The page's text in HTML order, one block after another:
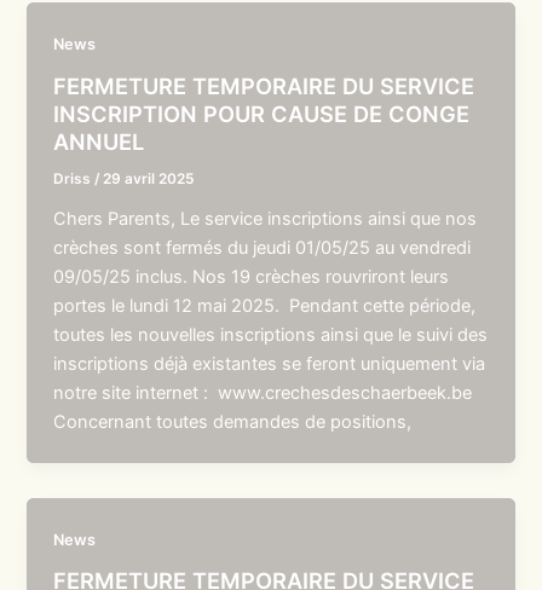
News
FERMETURE TEMPORAIRE DU SERVICE
INSCRIPTION POUR CAUSE DE CONGE
ANNUEL
Driss / 29 avril 2025
Chers Parents, Le service inscriptions ainsi que nos
crèches sont fermés du jeudi 01/05/25 au vendredi
09/05/25 inclus. Nos 19 crèches rouvriront leurs
portes le lundi 12 mai 2025. Pendant cette période,
toutes les nouvelles inscriptions ainsi que le suivi des
inscriptions déjà existantes se feront uniquement via
notre site internet : www.crechesdeschaerbeek.be
Concernant toutes demandes de positions,
News
FERMETURE TEMPORAIRE DU SERVICE